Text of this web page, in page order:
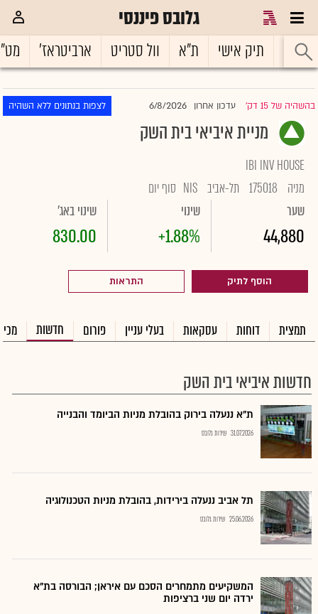
גלובס פיננסי
ראשי תיק אישי ת"א וול סטריט ארביטראז'
בהשהיה של 15 דק' |עדכון אחרון 6/8/2026 לצפות בנתונים ללא השהיה
מניית איביאי בית השק
IBI INV HOUSE
מניה
175018 תל-אביב NIS סוף יום
שער
44,880
שינוי
+1.88%
שינוי באג'
830.00
הוסף לתיק התראות
תמצית דוחות עסקאות בעלי עניין פורום חדשות
חדשות איביאי בית השק
ת"א ננעלה בירוק בהובלת מניות הביומד והבנייה
31.07.2026 שירות גלובס
תל אביב ננעלה בירידות, בהובלת מניות הטכנולוגיה
25.06.2026 שירות גלובס
המשקיעים מתמחרים הסכם עם איראן; הבורסה בת"א
ירדה יום שני ברציפות